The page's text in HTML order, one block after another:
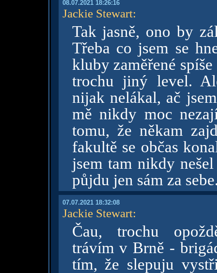
08.07.2021 18:26:16
Jackie Stewart:
Tak jasně, ono by
Třeba co jsem se
kluby zaměřené
trochu jiný level.
nijak nelákal, ač
mě nikdy moc
tomu, že někam
fakultě se občas
jsem tam nikdy
půjdu jen sám za
07.07.2021 18:32:08
Jackie Stewart:
Čau, trochu
trávím v Brně -
tím, že slepuju